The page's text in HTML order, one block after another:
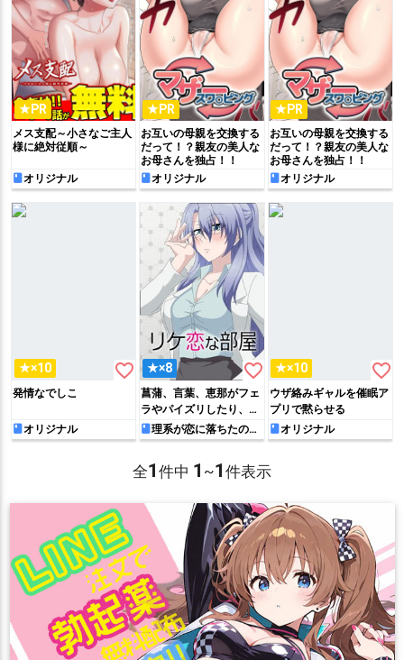
★PR
メス支配～小さなご主人
様に絶対従順～
オリジナル
★PR
お互いの母親を交換する
だって！？親友の美人な
お母さんを独占！！
オリジナル
★PR
お互いの母親を交換する
だって！？親友の美人な
お母さんを独占！！
オリジナル
★×10 favorite_border
発情なでしこ
オリジナル
★×8 favorite_border
菖蒲、言葉、恵那がフェ
ラやパイズリしたり、輪
姦されて全身ドロドロに
なっちゃうリケ恋のフル
理系が恋に落ちたので
証明してみた。
★×10 favorite_border
ウザ絡みギャルを催眠ア
プリで黙らせる
オリジナル
全1件中 1 ~1件表示